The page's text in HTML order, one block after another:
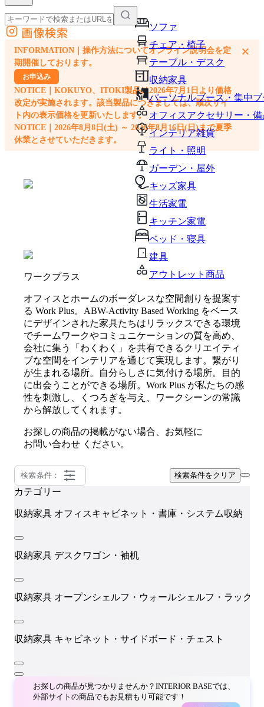
ソファ
チェア・椅子
テーブル・デスク
収納家具
パーソナルブース・集中
オフィスアクセサリー・備
インテリア雑貨
ライト・照明
ガーデン・屋外
キッズ家具
生活家電
キッチン家電
ベッド・寝具
建具
アウトレット商品
外部サイトの商品をカートに追加
他のサイトで見つけた商品ページのURLを貼り付けて、カートに追加できます
画像検索
INFORMATION｜操作方法についてオンライン説明会を定
期開催しております。
お申込み
NOTICE｜KOKUYO、ITOKI製品は2026年7月1日より価格
改定が実施されます。該当製品につきましては、順次サイ
ト内の表示価格を更新いたします。
NOTICE｜2026年8月8日(土) ～ 2026年8月16日(日)まで夏季
休業とさせていただきます。
×
ワークプラス
オフィスとホームのボーダレスな空間創りを提案す
る Work Plus。ABW-Activity Based Working をベース
にデザインされた家具たちはリラックスできる環境
でチームワークやコミュニケーションの質を高め、
会社に集う「わくわく」を共有できるクリエイティ
ブな空間をインテリアを通じて実現します。繋がり
が生まれる場所。自分らしさに気付ける場所。目的
に出会うことができる場所。Work Plus が私たちの感
性を刺激し、くつろぎを与え、ワークシーンの常識
から解放してくれます。
お探しの商品の掲載がない場合、お気軽に
お問い合わせ ください。
検索条件： 検索条件をクリア
カテゴリー
収納家具 オフィスキャビネット・書庫・システム収納
収納家具 デスクワゴン・袖机
収納家具 オープンシェルフ・ウォールシェルフ・ラック
収納家具 キャビネット・サイドボード・チェスト
お探しの商品が見つかりませんか？INTERIOR BASEでは、
外部サイトの商品でもお見積もり可能です！